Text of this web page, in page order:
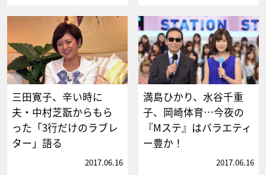
三田寛子、辛い時に
夫・中村芝翫からもら
った「3行だけのラブレ
ター」語る
2017.06.16
満島ひかり、水谷千重
子、岡崎体育…今夜の
『Mステ』はバラエティ
ー豊か！
2017.06.16